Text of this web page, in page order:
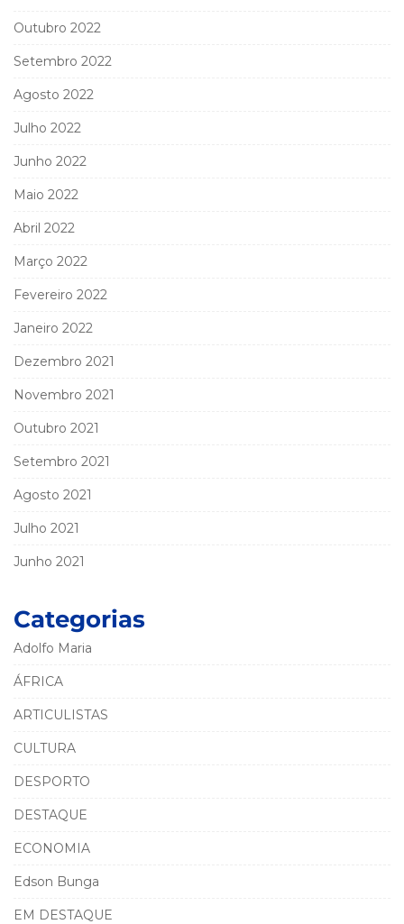
Outubro 2022
Setembro 2022
Agosto 2022
Julho 2022
Junho 2022
Maio 2022
Abril 2022
Março 2022
Fevereiro 2022
Janeiro 2022
Dezembro 2021
Novembro 2021
Outubro 2021
Setembro 2021
Agosto 2021
Julho 2021
Junho 2021
Categorias
Adolfo Maria
ÁFRICA
ARTICULISTAS
CULTURA
DESPORTO
DESTAQUE
ECONOMIA
Edson Bunga
EM DESTAQUE